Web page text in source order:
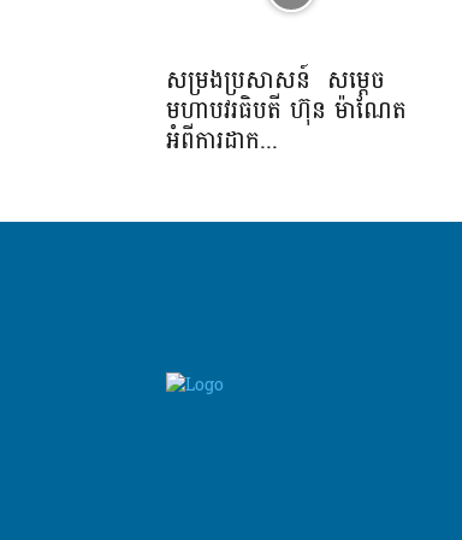
សម្រងប្រសាសន៍ សម្ដេច
មហាបវរធិបតី ហ៊ុន ម៉ាណែត
អំពីការដាក...